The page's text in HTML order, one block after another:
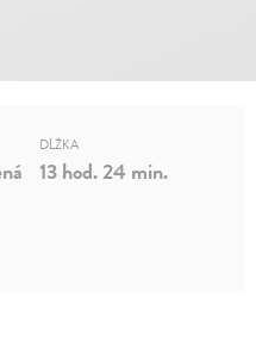
DĹŽKA
13 hod. 24 min.